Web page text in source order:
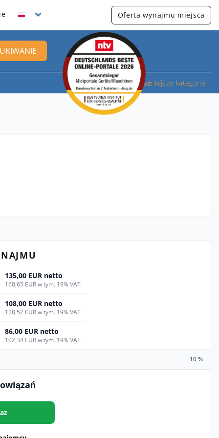
Oferta wynajmu miejsca
Najważniejsze kategorie
135,00 EUR netto
160,65 EUR w tym. 19% VAT
108,00 EUR netto
128,52 EUR w tym. 19% VAT
86,00 EUR netto
102,34 EUR w tym. 19% VAT
10 %